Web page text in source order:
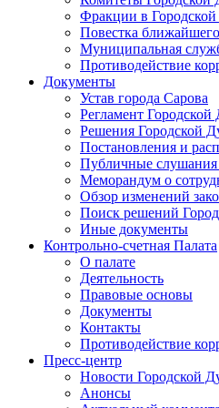
Фракции в
Повестка ближайшего
Муниципальная
Противодействие
Документы
Устав города Сарова
Регламент
Решения Городской
Постановления и
Публичные
Меморандум о
Обзор изменений
Поиск решений
Иные документы
Контрольно-счетная Палата
О палате
Деятельность
Правовые основы
Документы
Контакты
Противодействие
Пресс-центр
Новости Городской
Анонсы